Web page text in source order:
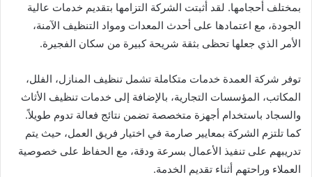
بمختلف أحجامها. لقد أثبتت الشركة التزامها بتقديم خدمات عالية
الجودة، مع اعتمادها على أحدث المعدات ومواد التنظيف الآمنة،
الأمر الذي جعلها تحظى بثقة شريحة كبيرة من سكان الفجيرة.
توفر شركة العمدة خدمات متكاملة تشمل تنظيف المنازل، الفلل،
المكاتب، المؤسسات التجارية، بالإضافة إلى خدمات تنظيف الأثاث
والسجاد باستخدام أجهزة متخصصة تضمن نتائج فعالة تدوم طويلاً.
كما تلتزم الشركة بمعايير صارمة في اختيار فريق العمل، حيث يتم
تدريبهم على تنفيذ الأعمال بسرعة ودقة، مع الحفاظ على خصوصية
العملاء وراحتهم أثناء تقديم الخدمة.